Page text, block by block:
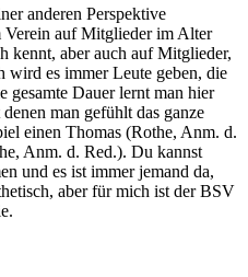
anderen Perspektive
Verein auf Mitglieder im Alter
kennt, aber auch auf Mitglieder,
wird es immer Leute geben, die
gesamte Dauer lernt man hier
man gefühlt das ganze
einen Thomas (Rothe, Anm. d.
Anm. d. Red.). Du kannst
und es ist immer jemand da,
aber für mich ist der BSV